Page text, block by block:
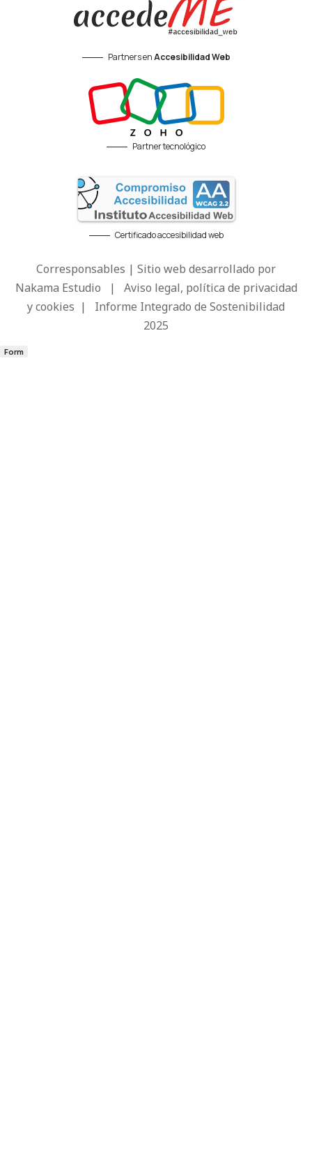
Partners enAccesibilidad Web
Partner tecnológico
Certificado accesibilidad web
Corresponsables | Sitio web desarrollado por
Nakama Estudio | Aviso legal, política de privacidad
y cookies | Informe Integrado de Sostenibilidad
2025
Form